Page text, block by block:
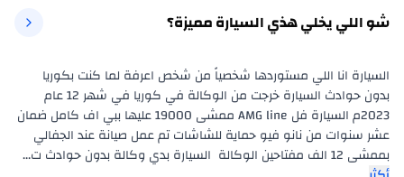
شو اللي يخلي هذي السيارة مميزة؟
السيارة انا اللي مستوردها شخصياً من شخص اعرفة لما كنت بكوريا
بدون حوادث السيارة خرجت من الوكالة في كوريا في شهر 12 عام
2023م السيارة فل AMG line ممشى 19000 عليها ببي اف كامل ضمان
عشر سنوات من نانو فيو حماية للشاشات تم عمل صيانة عند الجفالي
بممشى 12 الف مفتاحين الوكالة  السيارة بدي وكالة بدون حوادث ت...